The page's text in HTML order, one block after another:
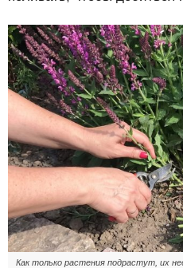
Как только растения подрастут, их